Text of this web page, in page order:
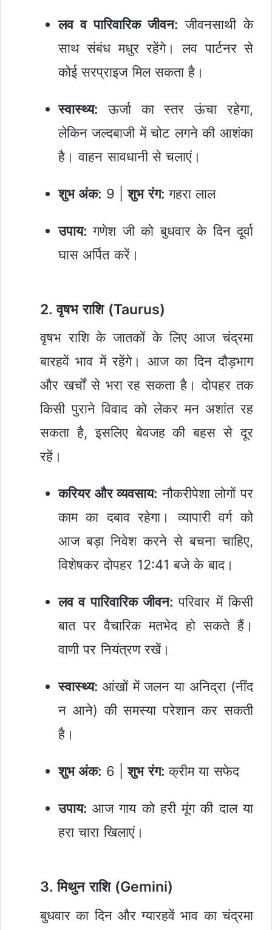
लव व पारिवारिक जीवन: जीवनसाथी के
साथ संबंध मधुर रहेंगे। लव पार्टनर से
कोई सरप्राइज मिल सकता है।
स्वास्थ्य: ऊर्जा का स्तर ऊंचा रहेगा,
लेकिन जल्दबाजी में चोट लगने की आशंका
है। वाहन सावधानी से चलाएं।
शुभ अंक: 9 |शुभ रंग: गहरा लाल
उपाय: गणेश जी को बुधवार के दिन दूर्वा
घास अर्पित करें।
2. वृषभ राशि (Taurus)
वृषभ राशि के जातकों के लिए आज चंद्रमा
बारहवें भाव में रहेंगे। आज का दिन दौड़भाग
और खर्चों से भरा रह सकता है। दोपहर तक
किसी पुराने विवाद को लेकर मन अशांत रह
सकता है, इसलिए बेवजह की बहस से दूर
रहें।
करियर और व्यवसाय: नौकरीपेशा लोगों पर
काम का दबाव रहेगा। व्यापारी वर्ग को
आज बड़ा निवेश करने से बचना चाहिए,
विशेषकर दोपहर 12:41 बजे के बाद।
लव व पारिवारिक जीवन: परिवार में किसी
बात पर वैचारिक मतभेद हो सकते हैं।
वाणी पर नियंत्रण रखें।
स्वास्थ्य: आंखों में जलन या अनिद्रा (नींद
न आने) की समस्या परेशान कर सकती
है।
शुभ अंक: 6 |शुभ रंग: क्रीम या सफेद
उपाय: आज गाय को हरी मूंग की दाल या
हरा चारा खिलाएं।
3. मिथुन राशि (Gemini)
बुधवार का दिन और ग्यारहवें भाव का चंद्रमा